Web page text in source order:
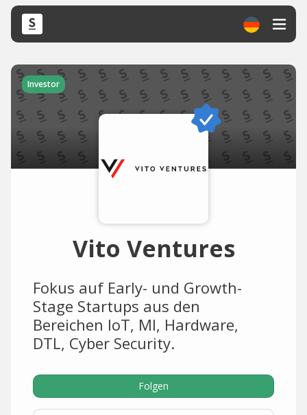
Investor
Vito Ventures
Fokus auf Early- und Growth-
Stage Startups aus den
Bereichen IoT, MI, Hardware,
DTL, Cyber Security.
Folgen